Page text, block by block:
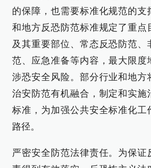
的保障，也需要标准化规范的支
和地方反恐防范标准规定了重点
及其重要部位、常态反恐防范、
范、应急准备等内容，最大限度
涉恐安全风险。部分行业和地方
治安防范有机融合，制定和实施
标准，为加强公共安全标准化工
路径。
严密安全防范法律责任。为保证